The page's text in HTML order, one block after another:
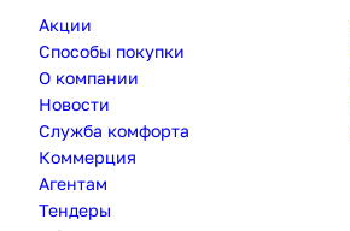
Акции
Способы покупки
О компании
Новости
Служба комфорта
Коммерция
Агентам
Тендеры